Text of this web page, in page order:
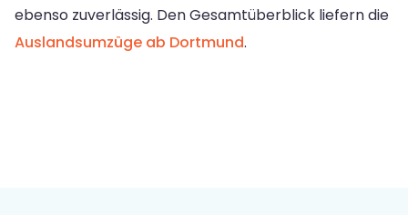
ebenso zuverlässig. Den Gesamtüberblick liefern die
Auslandsumzüge ab Dortmund.